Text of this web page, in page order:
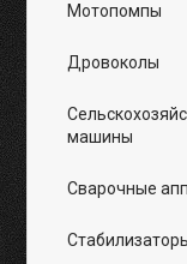
Мотопомпы
Дровоколы
машины
Сварочные